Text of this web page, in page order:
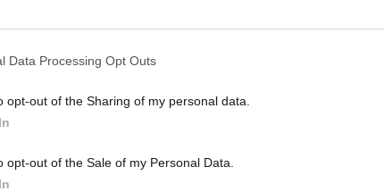
Data Processing Opt Outs
opt-out of the Sharing of my personal data.
opt-out of the Sale of my Personal Data.
véleményed és troll mentes zónában
további tartalmakért!